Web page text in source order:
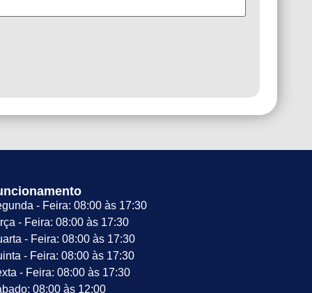
- Feira: 08:00 às 17:30
- Feira: 08:00 às 17:30
- Feira: 08:00 às 17:30
- Feira: 08:00 às 17:30
- Feira: 08:00 às 17:30
08:00 às 12:00